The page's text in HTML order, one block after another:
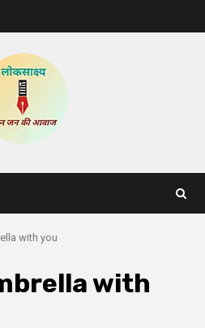
with you
with